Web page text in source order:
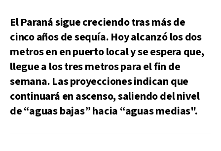
El Paraná sigue creciendo tras más de
cinco años de sequía. Hoy alcanzó los dos
metros en en puerto local y se espera que,
llegue a los tres metros para el fin de
semana. Las proyecciones indican que
continuará en ascenso, saliendo del nivel
de “aguas bajas” hacia “aguas medias".